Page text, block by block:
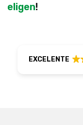
eligen!
EXCELENTE